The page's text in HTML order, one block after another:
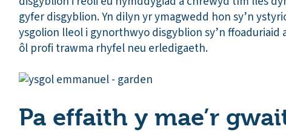
gyfer disgyblion. Yn dilyn yr ymagwedd hon sy’n
ysgolion lleol i gynorthwyo disgyblion sy’n
ôl profi trawma rhyfel neu erledigaeth.
Pa effaith y mae’r